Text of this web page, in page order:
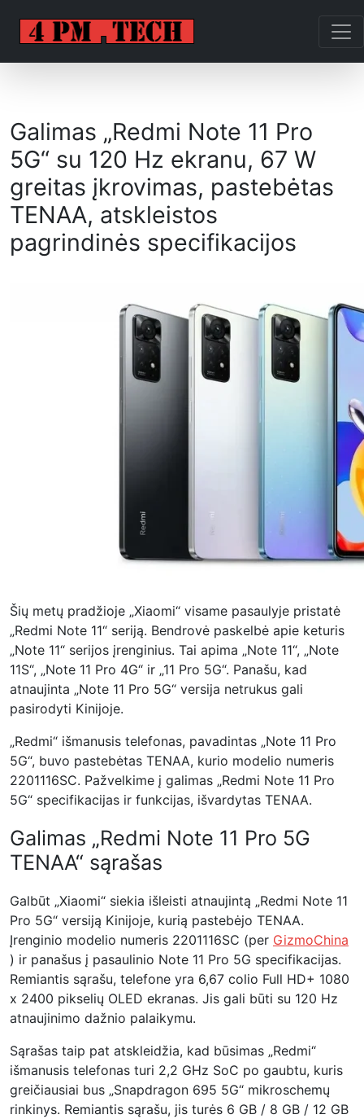
Galimas „Redmi Note 11 Pro
5G“ su 120 Hz ekranu, 67 W
greitas įkrovimas, pastebėtas
TENAA, atskleistos
pagrindinės specifikacijos
Šių metų pradžioje „Xiaomi“ visame pasaulyje pristatė
„Redmi Note 11“ seriją. Bendrovė paskelbė apie keturis
„Note 11“ serijos įrenginius. Tai apima „Note 11“, „Note
11S“, „Note 11 Pro 4G“ ir „11 Pro 5G“. Panašu, kad
atnaujinta „Note 11 Pro 5G“ versija netrukus gali
pasirodyti Kinijoje.
„Redmi“ išmanusis telefonas, pavadintas „Note 11 Pro
5G“, buvo pastebėtas TENAA, kurio modelio numeris
2201116SC. Pažvelkime į galimas „Redmi Note 11 Pro
5G“ specifikacijas ir funkcijas, išvardytas TENAA.
Galimas „Redmi Note 11 Pro 5G
TENAA“ sąrašas
Galbūt „Xiaomi“ siekia išleisti atnaujintą „Redmi Note 11
Pro 5G“ versiją Kinijoje, kurią pastebėjo TENAA.
Įrenginio modelio numeris 2201116SC (per GizmoChina
) ir panašus į pasaulinio Note 11 Pro 5G specifikacijas.
Remiantis sąrašu, telefone yra 6,67 colio Full HD+ 1080
x 2400 pikselių OLED ekranas. Jis gali būti su 120 Hz
atnaujinimo dažnio palaikymu.
Sąrašas taip pat atskleidžia, kad būsimas „Redmi“
išmanusis telefonas turi 2,2 GHz SoC po gaubtu, kuris
greičiausiai bus „Snapdragon 695 5G“ mikroschemų
rinkinys. Remiantis sąrašu, jis turės 6 GB / 8 GB / 12 GB